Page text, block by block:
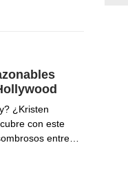
¿Kristen
con este
entre…